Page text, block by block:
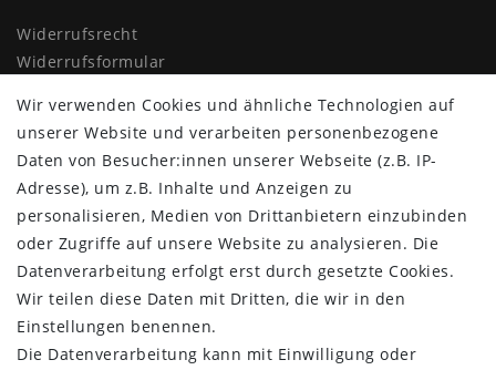
Widerrufs­recht
Widerrufs­formular
Daten­schutz­erklärung
AGB
Kontakt
MEIN KONTO
About us
Best Sellers
Wir verwenden Cookies und ähnliche Technologien auf
unserer Website und verarbeiten personenbezogene
Daten von Besucher:innen unserer Webseite (z.B. IP-
Adresse), um z.B. Inhalte und Anzeigen zu
personalisieren, Medien von Drittanbietern einzubinden
oder Zugriffe auf unsere Website zu analysieren. Die
Datenverarbeitung erfolgt erst durch gesetzte Cookies.
Wir teilen diese Daten mit Dritten, die wir in den
Einstellungen benennen.
Die Datenverarbeitung kann mit Einwilligung oder